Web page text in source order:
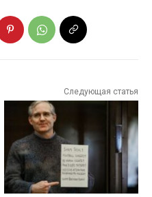
Следующая статья